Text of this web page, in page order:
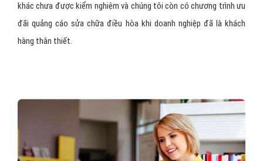
khác chưa được kiểm nghiệm và chúng tôi còn có chương trình ưu
đãi quảng cáo sửa chữa điều hòa khi doanh nghiệp đã là khách
hàng thân thiết.